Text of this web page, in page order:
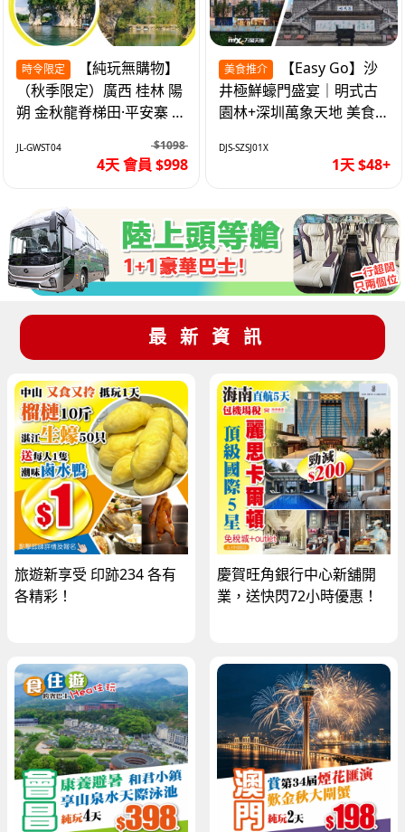
時令限定
（秋季限定）廣西 桂林 陽
朔 金秋龍脊梯田·平安寨 城
4天
JL-GWST04 $1098
4天 會員 $998
美食推介
井極鮮蠔門盛宴｜明式古
園林+深圳萬象天地 美食
DJS-SZSJ01X
1天 $48+
最新資訊
旅遊新享受 印跡234 各有
各精彩！
慶賀旺角銀行中心新舖開
業，送快閃72小時優惠！